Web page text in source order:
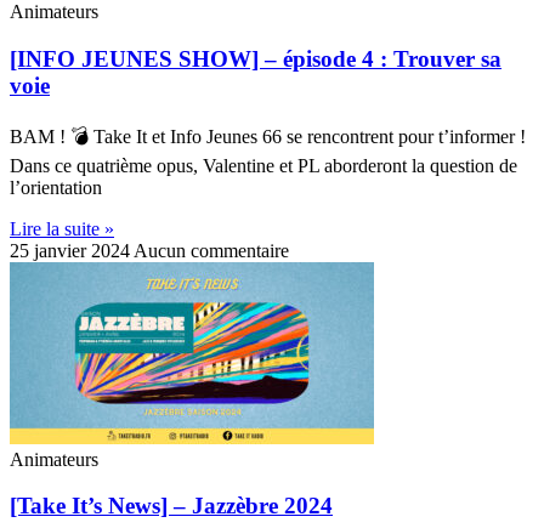
Animateurs
[INFO JEUNES SHOW] – épisode 4 : Trouver sa
voie
BAM ! 💣 Take It et Info Jeunes 66 se rencontrent pour t’informer !
Dans ce quatrième opus, Valentine et PL aborderont la question de
l’orientation
Lire la suite »
25 janvier 2024 Aucun commentaire
Animateurs
[Take It’s News] – Jazzèbre 2024